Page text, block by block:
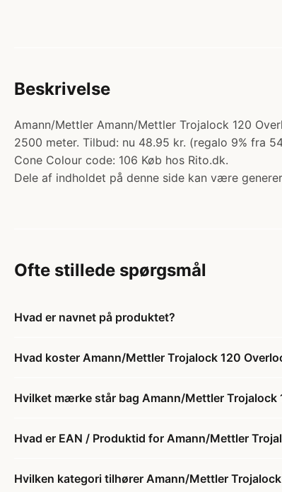
Beskrivelse
Amann/Mettler Amann/Mettler Trojalock 120
2500 meter. Tilbud: nu 48.95 kr. (regalo 9% fra
Cone Colour code: 106 Køb hos Rito.dk.
Dele af indholdet på denne side kan være
Ofte stillede spørgsmål
Hvad er navnet på produktet?
Hvad koster Amann/Mettler Trojalock 120
Hvilket mærke står bag Amann/Mettler
Hvad er EAN / Produktid for Amann/Mettler
Hvilken kategori tilhører Amann/Mettler